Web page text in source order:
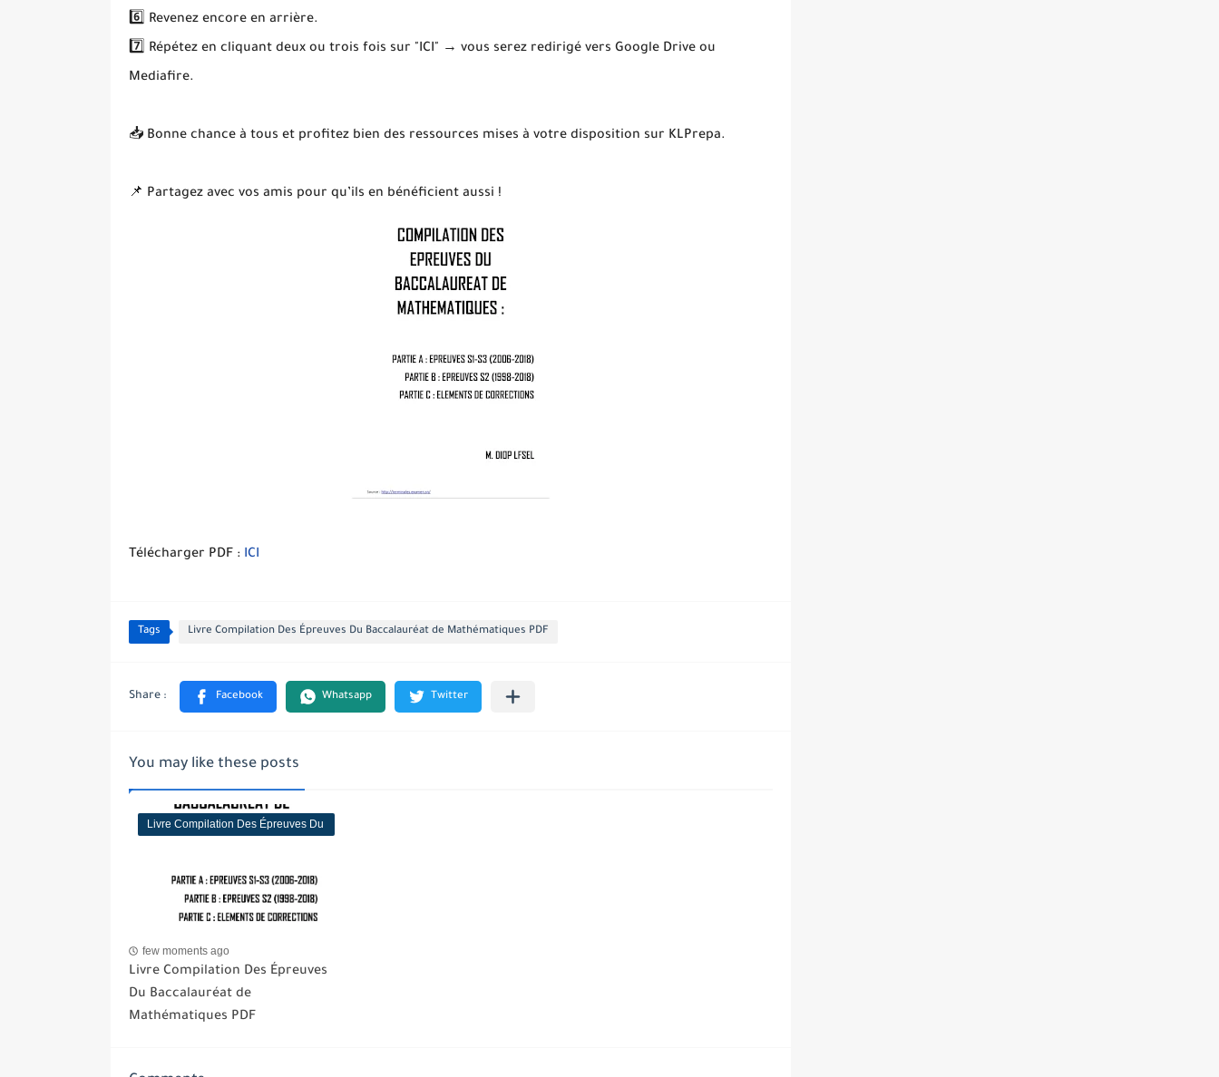
6️⃣ Revenez encore en arrière.
7️⃣ Répétez en cliquant deux ou trois fois sur "ICI" → vous serez redirigé vers Google Drive ou
Mediafire.
📥 Bonne chance à tous et profitez bien des ressources mises à votre disposition sur KLPrepa.
📌 Partagez avec vos amis pour qu’ils en bénéficient aussi !
Télécharger PDF : ICI
Tags Livre Compilation Des Épreuves Du Baccalauréat de Mathématiques PDF
You may like these posts
Livre Compilation Des Épreuves Du
few moments ago
Livre Compilation Des Épreuves
Du Baccalauréat de
Mathématiques PDF